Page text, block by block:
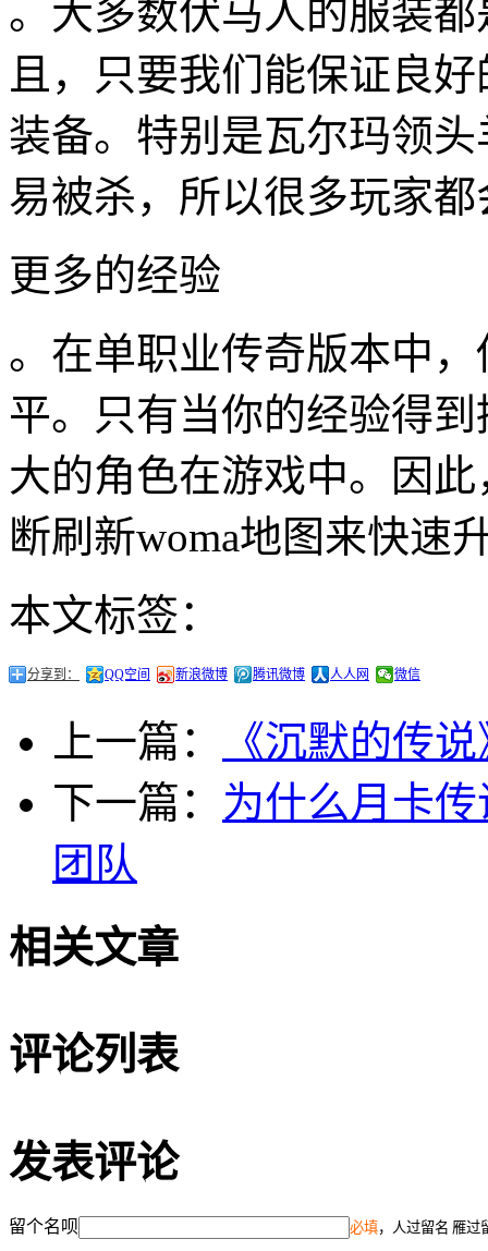
。大多数伏马人的服装
且，只要我们能保证良
装备。特别是瓦尔玛领
易被杀，所以很多玩家
更多的经验
。在单职业传奇版本中
平。只有当你的经验得
大的角色在游戏中。因
断刷新woma地图来快速
本文标签：
分享到： QQ空间 新浪微博 腾讯微博 人人网 微信
上一篇：
《沉默的传
下一篇： 为什么月卡
团队
相关文章
评论列表
发表评论
留个名呗 必填，人过留名 雁过